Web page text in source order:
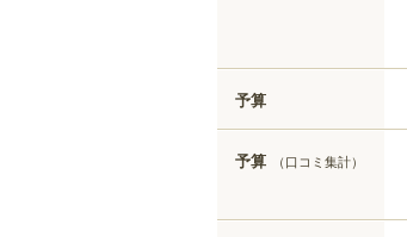
予算
予算 （口コミ集計）